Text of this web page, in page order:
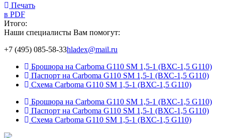
Печать
в PDF
Итого:
Наши специалисты Вам помогут:
+7 (495) 085-58-33hladex@mail.ru
Брошюра на Carboma G110 SM 1,5-1 (ВХС-1,5 G110)
Паспорт на Carboma G110 SM 1,5-1 (ВХС-1,5 G110)
Схема Carboma G110 SM 1,5-1 (ВХС-1,5 G110)
Брошюра на Carboma G110 SM 1,5-1 (ВХС-1,5 G110)
Паспорт на Carboma G110 SM 1,5-1 (ВХС-1,5 G110)
Схема Carboma G110 SM 1,5-1 (ВХС-1,5 G110)